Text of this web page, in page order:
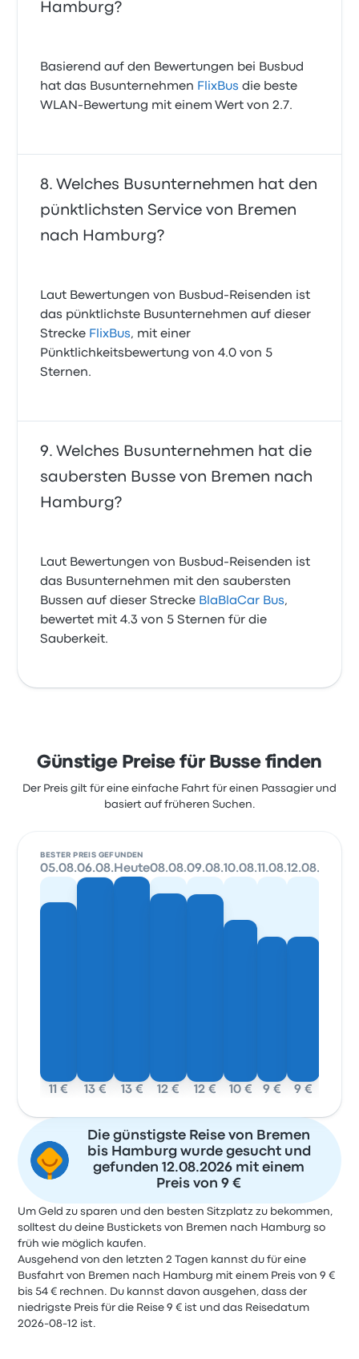
Hamburg?
Basierend auf den Bewertungen bei Busbud
hat das Busunternehmen FlixBus die beste
WLAN-Bewertung mit einem Wert von 2.7.
Welches Busunternehmen hat den
pünktlichsten Service von Bremen
nach Hamburg?
Laut Bewertungen von Busbud-Reisenden ist
das pünktlichste Busunternehmen auf dieser
Strecke FlixBus, mit einer
Pünktlichkeitsbewertung von 4.0 von 5
Sternen.
Welches Busunternehmen hat die
saubersten Busse von Bremen nach
Hamburg?
Laut Bewertungen von Busbud-Reisenden ist
das Busunternehmen mit den saubersten
Bussen auf dieser Strecke BlaBlaCar Bus,
bewertet mit 4.3 von 5 Sternen für die
Sauberkeit.
Günstige Preise für Busse finden
Der Preis gilt für eine einfache Fahrt für einen Passagier und
basiert auf früheren Suchen.
BESTER PREIS GEFUNDEN
05.08.
11 €
06.08.
13 €
Heute
13 €
08.08.
12 €
09.08.
12 €
10.08.
10 €
11.08.
9 €
12.08.
9 €
Die günstigste Reise von Bremen
bis Hamburg wurde gesucht und
gefunden 12.08.2026 mit einem
Preis von 9 €
Um Geld zu sparen und den besten Sitzplatz zu bekommen,
solltest du deine Bustickets von Bremen nach Hamburg so
früh wie möglich kaufen.
Ausgehend von den letzten 2 Tagen kannst du für eine
Busfahrt von Bremen nach Hamburg mit einem Preis von 9 €
bis 54 € rechnen. Du kannst davon ausgehen, dass der
niedrigste Preis für die Reise 9 € ist und das Reisedatum
2026-08-12 ist.